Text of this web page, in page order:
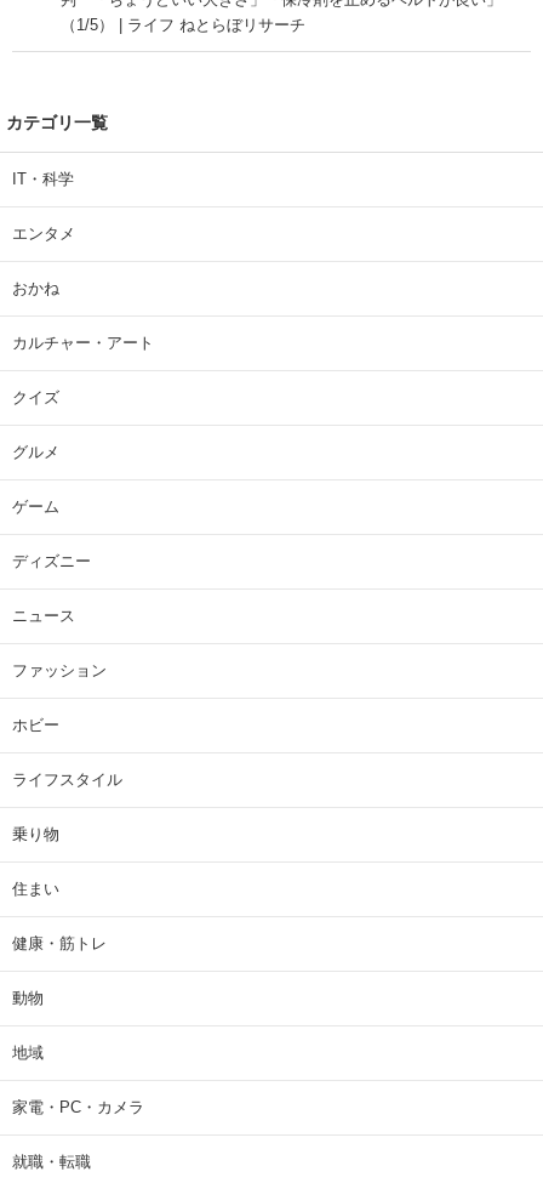
（1/5） | ライフ ねとらぼリサーチ
カテゴリ一覧
IT・科学
エンタメ
おかね
カルチャー・アート
クイズ
グルメ
ゲーム
ディズニー
ニュース
ファッション
ホビー
ライフスタイル
乗り物
住まい
健康・筋トレ
動物
地域
家電・PC・カメラ
就職・転職